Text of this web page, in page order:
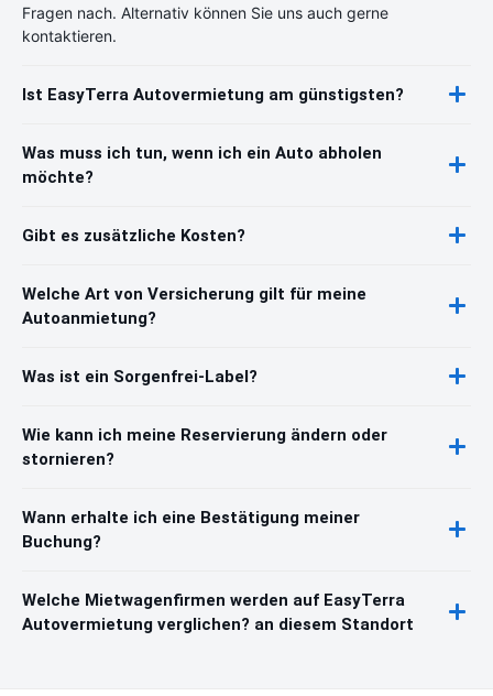
Fragen nach. Alternativ können Sie uns auch gerne
kontaktieren.
Ist EasyTerra Autovermietung am günstigsten?
Was muss ich tun, wenn ich ein Auto abholen
möchte?
Gibt es zusätzliche Kosten?
Welche Art von Versicherung gilt für meine
Autoanmietung?
Was ist ein Sorgenfrei-Label?
Wie kann ich meine Reservierung ändern oder
stornieren?
Wann erhalte ich eine Bestätigung meiner
Buchung?
Welche Mietwagenfirmen werden auf EasyTerra
Autovermietung verglichen? an diesem Standort